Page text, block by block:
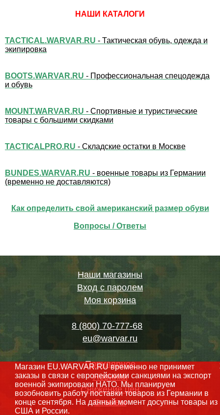
НАШИ КАТАЛОГИ
TACTICAL.WARVAR.RU - Тактическая обувь, одежда и
экипировка
BOOTS.WARVAR.RU - Профессиональная спецодежда
и обувь
MOUNT.WARVAR.RU - Спортивные и туристические
товары с большими скидками
TACTICALPRO.RU - Складские остатки в Москве
BUNDES.WARVAR.RU - военные товары из Германии
(временно не доставляются)
Как определить свой американский размер обуви
Вопросы / Ответы
Наши магазины
Вход с паролем
Моя корзина
8 (800) 70-777-68
eu@warvar.ru
Популярное
Новинки
Снижение цен
Отзывы
Магазин EU.WARVAR.RU временно не принимет
заказы в связи с европейскими санкциями на экспорт
военной экипироваки НАТО. Мы планируем
возобновить работу поставки товаров из Германии в
конце сентября. На данный момент досупны товары из
США и России.